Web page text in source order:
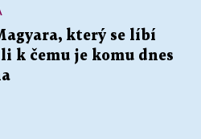
který se líbí
k čemu je komu dnes